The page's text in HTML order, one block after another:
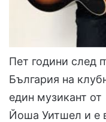
Пет години след
България на
един музикант
Йоша Уитшел и е